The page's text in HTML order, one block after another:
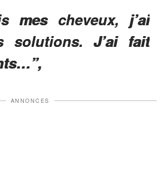
mes cheveux, j’ai
solutions. J’ai fait
ANNONCES